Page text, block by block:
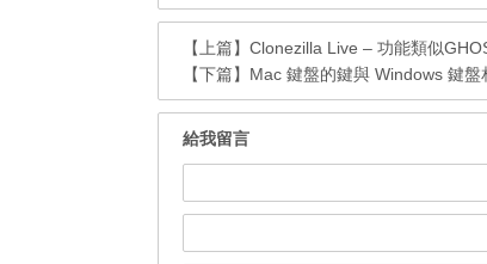
【上篇】 Clonezilla Live – 功能類似
【下篇】 Mac 鍵盤的鍵與 Windows 鍵盤
給我留言